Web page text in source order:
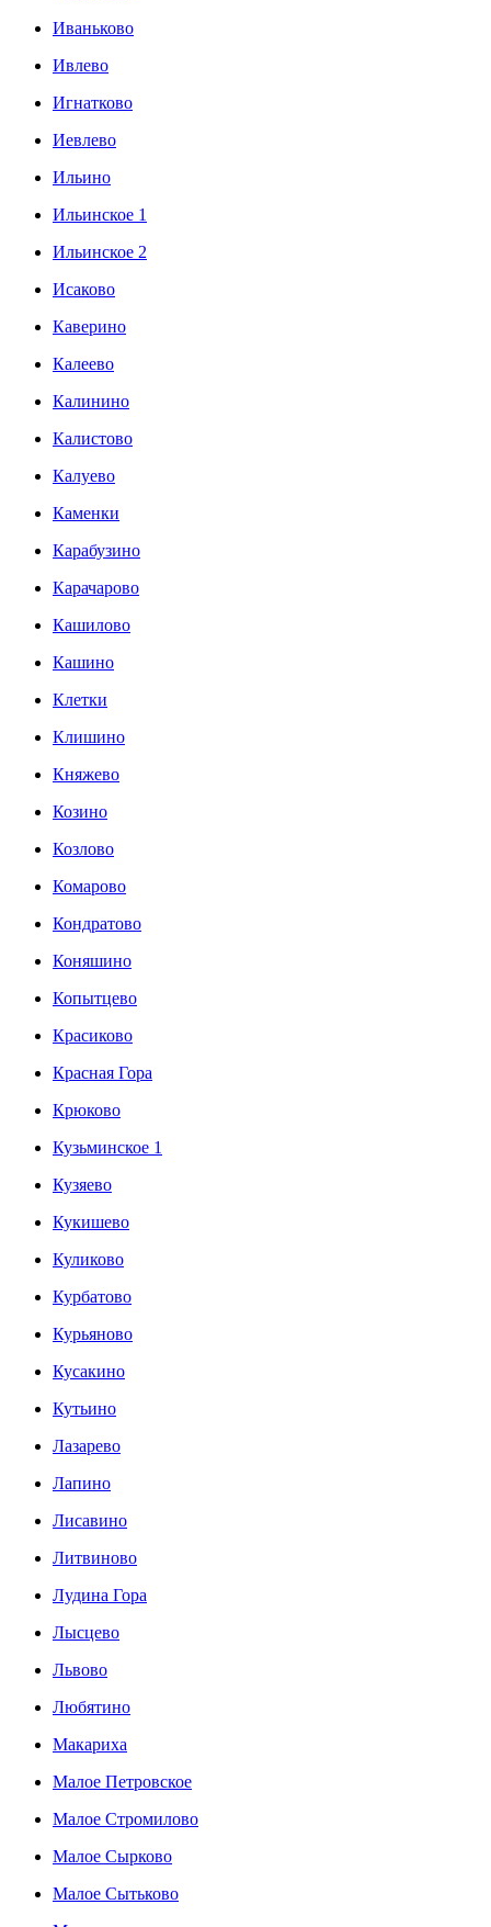
Иваньково
Ивлево
Игнатково
Иевлево
Ильино
Ильинское 1
Ильинское 2
Исаково
Каверино
Калеево
Калинино
Калистово
Калуево
Каменки
Карабузино
Карачарово
Кашилово
Кашино
Клетки
Клишино
Княжево
Козино
Козлово
Комарово
Кондратово
Коняшино
Копытцево
Красиково
Красная Гора
Крюково
Кузьминское 1
Кузяево
Кукишево
Куликово
Курбатово
Курьяново
Кусакино
Кутьино
Лазарево
Лапино
Лисавино
Литвиново
Лудина Гора
Лысцево
Львово
Любятино
Макариха
Малое Петровское
Малое Стромилово
Малое Сырково
Малое Сытьково